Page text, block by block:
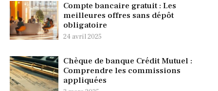
Compte bancaire gratuit : Les
meilleures offres sans dépôt
obligatoire
24 avril 2025
Chèque de banque Crédit Mutuel :
Comprendre les commissions
appliquées